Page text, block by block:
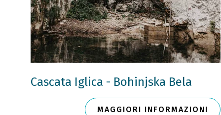
Cascata Iglica - Bohinjska Bela
MAGGIORI INFORMAZIONI